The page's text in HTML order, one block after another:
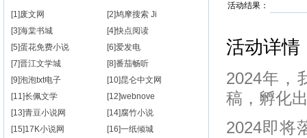
[1]废文网
[2]鸠摩搜索 Ji
[3]海棠书城
[4]快点阅读
[5]蛋花免费小说
[6]爱发电
[7]晋江文学城
[8]番茄畅听
[9]泡泡txt电子
[10]昆仑中文网
[11]长佩文学
[12]webnove
[13]青豆小说网
[14]腐竹小说
[15]17K小说网
[16]一纸倾城
活动结果：
活动详情
2024年，
稿，孵化
2024即将